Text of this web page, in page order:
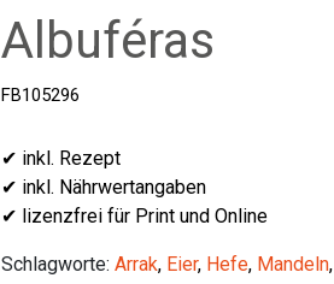
Albuféras
FB105296
✔ inkl. Rezept
✔ inkl. Nährwertangaben
✔ lizenzfrei für Print und Online
Schlagworte: Arrak, Eier, Hefe, Mandeln,